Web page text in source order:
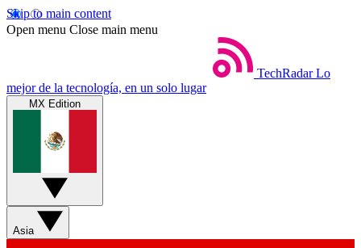
Skip to main content
Open menu Close main menu
TechRadar Lo
mejor de la tecnología, en un solo lugar
MX Edition
Asia